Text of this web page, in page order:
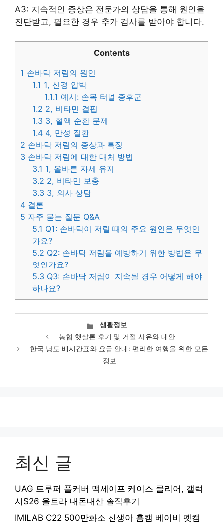
A3: 지속적인 증상은 전문가의 상담을 통해 원인을
진단받고, 필요한 경우 추가 검사를 받아야 합니다.
Contents
1 손바닥 저림의 원인
1.1 1, 신경 압박
1.1.1 예시: 손목 터널 증후군
1.2 2, 비타민 결핍
1.3 3, 혈액 순환 문제
1.4 4, 만성 질환
2 손바닥 저림의 증상과 특징
3 손바닥 저림에 대한 대처 방법
3.1 1, 올바른 자세 유지
3.2 2, 비타민 보충
3.3 3, 의사 상담
4 결론
5 자주 묻는 질문 Q&A
5.1 Q1: 손바닥이 저릴 때의 주요 원인은 무엇인
가요?
5.2 Q2: 손바닥 저림을 예방하기 위한 방법은 무
엇인가요?
5.3 Q3: 손바닥 저림이 지속될 경우 어떻게 해야
하나요?
카
테
고
리
생활정보
농협 햇살론 후기 및 거절 사유와 대안
한국 낭도 배시간표와 요금 안내: 편리한 여행을 위한 모든
정보
최신 글
UAG 트루퍼 풀커버 맥세이프 케이스 클리어, 갤럭
시S26 울트라 내돈내산 솔직후기
IMILAB C22 500만화소 신생아 홈캠 베이비 펫캠